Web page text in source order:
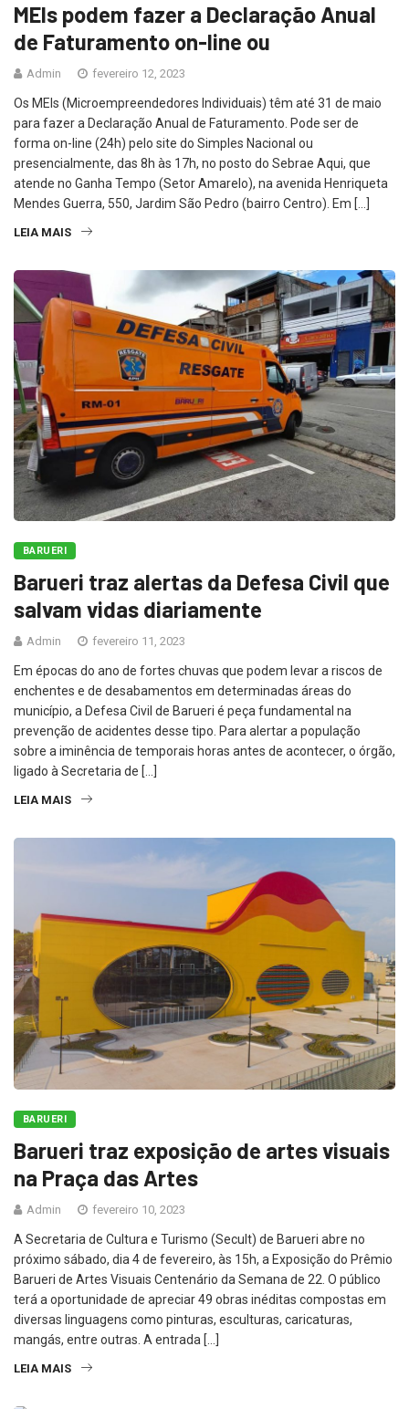
MEIs podem fazer a Declaração Anual
de Faturamento on-line ou
Admin fevereiro 12, 2023
Os MEIs (Microempreendedores Individuais) têm até 31 de maio
para fazer a Declaração Anual de Faturamento. Pode ser de
forma on-line (24h) pelo site do Simples Nacional ou
presencialmente, das 8h às 17h, no posto do Sebrae Aqui, que
atende no Ganha Tempo (Setor Amarelo), na avenida Henriqueta
Mendes Guerra, 550, Jardim São Pedro (bairro Centro). Em […]
LEIA MAIS
BARUERI
Barueri traz alertas da Defesa Civil que
salvam vidas diariamente
Admin fevereiro 11, 2023
Em épocas do ano de fortes chuvas que podem levar a riscos de
enchentes e de desabamentos em determinadas áreas do
município, a Defesa Civil de Barueri é peça fundamental na
prevenção de acidentes desse tipo. Para alertar a população
sobre a iminência de temporais horas antes de acontecer, o órgão,
ligado à Secretaria de […]
LEIA MAIS
BARUERI
Barueri traz exposição de artes visuais
na Praça das Artes
Admin fevereiro 10, 2023
A Secretaria de Cultura e Turismo (Secult) de Barueri abre no
próximo sábado, dia 4 de fevereiro, às 15h, a Exposição do Prêmio
Barueri de Artes Visuais Centenário da Semana de 22. O público
terá a oportunidade de apreciar 49 obras inéditas compostas em
diversas linguagens como pinturas, esculturas, caricaturas,
mangás, entre outras. A entrada […]
LEIA MAIS